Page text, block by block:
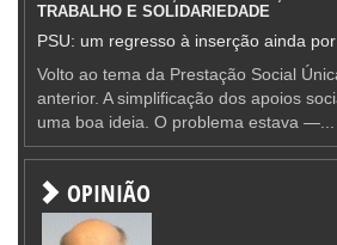
TRABALHO E SOLIDARIEDADE
PSU: um regresso à inserção ainda
Volto ao tema da Prestação Social
anterior. A simplificação dos apoios
uma boa ideia. O problema estava —...
OPINIÃO